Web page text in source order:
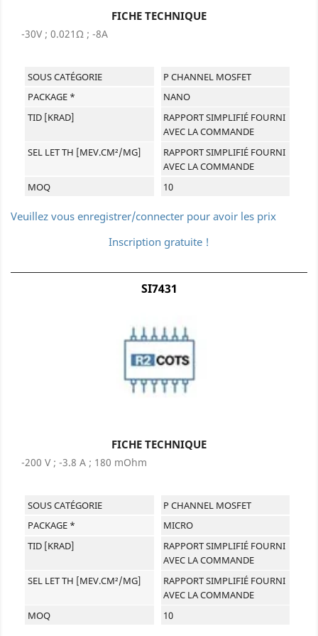
FICHE TECHNIQUE
-30V ; 0.021Ω ; -8A
SOUS CATÉGORIE
P CHANNEL MOSFET
PACKAGE *
NANO
TID [KRAD]
RAPPORT SIMPLIFIÉ FOURNI
AVEC LA COMMANDE
SEL LET TH [MEV.CM²/MG]
RAPPORT SIMPLIFIÉ FOURNI
AVEC LA COMMANDE
MOQ
10
Veuillez vous enregistrer/connecter pour avoir les prix
Inscription gratuite !
SI7431
FICHE TECHNIQUE
-200 V ; -3.8 A ; 180 mOhm
SOUS CATÉGORIE
P CHANNEL MOSFET
PACKAGE *
MICRO
TID [KRAD]
RAPPORT SIMPLIFIÉ FOURNI
AVEC LA COMMANDE
SEL LET TH [MEV.CM²/MG]
RAPPORT SIMPLIFIÉ FOURNI
AVEC LA COMMANDE
MOQ
10